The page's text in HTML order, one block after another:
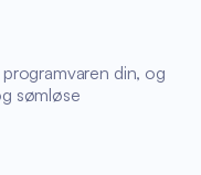
din, og
sømløse